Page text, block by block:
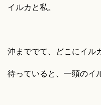
イルカと私。
沖まででて、どこにイル
待っていると、一頭のイ